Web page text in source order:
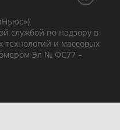
службой по надзору в
и массовых
Эл № ФС77 –